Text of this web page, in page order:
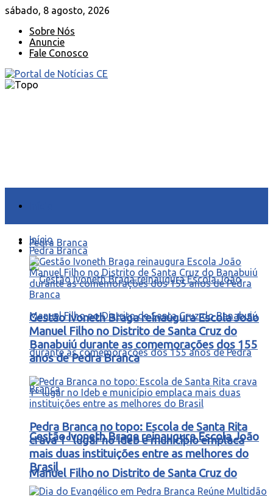
sábado, 8 agosto, 2026
Sobre Nós
Anuncie
Fale Conosco
Pedra Branca
Gestão Ivoneth Braga reinaugura Escola João
Manuel Filho no Distrito de Santa Cruz do
Início
Pedra Branca
Gestão Ivoneth Braga reinaugura Escola João
Manuel Filho no Distrito de Santa Cruz do
Banabuiú durante as comemorações dos 155
anos de Pedra Branca
Pedra Branca no topo: Escola de Santa Rita
crava 1º lugar no Ideb e município emplaca
mais duas instituições entre as melhores do
Brasil